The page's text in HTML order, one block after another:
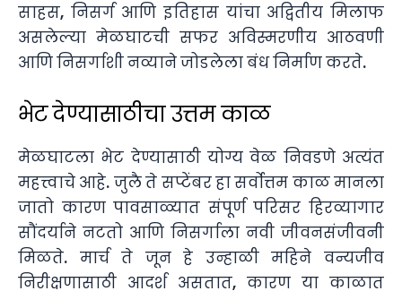
साहस, निसर्ग आणि इतिहास यांचा अद्वितीय मिलाफ
असलेल्या मेळघाटची सफर अविस्मरणीय आठवणी
आणि निसर्गाशी नव्याने जोडलेला बंध निर्माण करते.
भेट देण्यासाठीचा उत्तम काळ
मेळघाटला भेट देण्यासाठी योग्य वेळ निवडणे अत्यंत
महत्त्वाचे आहे. जुलै ते सप्टेंबर हा सर्वोत्तम काळ मानला
जातो कारण पावसाळ्यात संपूर्ण परिसर हिरव्यागार
सौंदर्याने नटतो आणि निसर्गाला नवी जीवनसंजीवनी
मिळते. मार्च ते जून हे उन्हाळी महिने वन्यजीव
निरीक्षणासाठी आदर्श असतात, कारण या काळात